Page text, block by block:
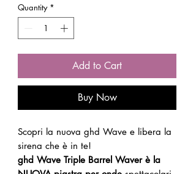
Quantity *
Add to Cart
Buy Now
Scopri la nuova ghd Wave e libera la
sirena che è in te!
ghd Wave Triple Barrel Waver è la